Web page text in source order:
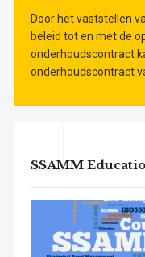
Door het vaststellen
beleid tot en met de
onderhoudscontract
onderhoudscontract
SSAMM